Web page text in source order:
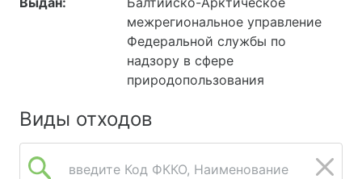
межрегиональное управление
Федеральной службы по
надзору в сфере
природопользования
Виды отходов
введите Код ФККО, Наименование